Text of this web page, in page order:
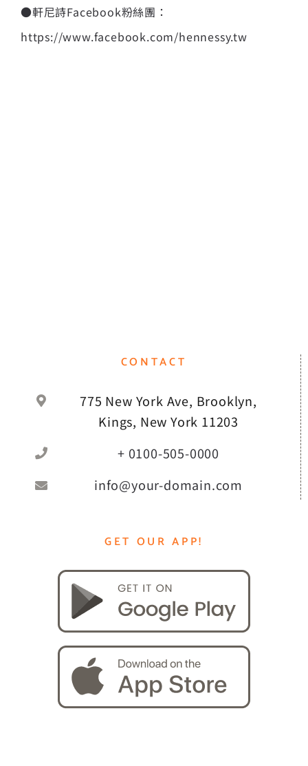
●軒尼詩Facebook粉絲團：
https://www.facebook.com/hennessy.tw
CONTACT
775 New York Ave, Brooklyn,
Kings, New York 11203
+ 0100-505-0000
info@your-domain.com
GET OUR APP!